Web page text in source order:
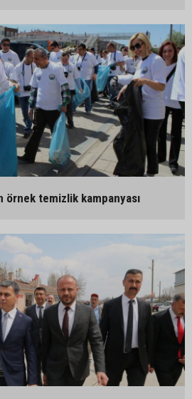
temizlik kampanyası